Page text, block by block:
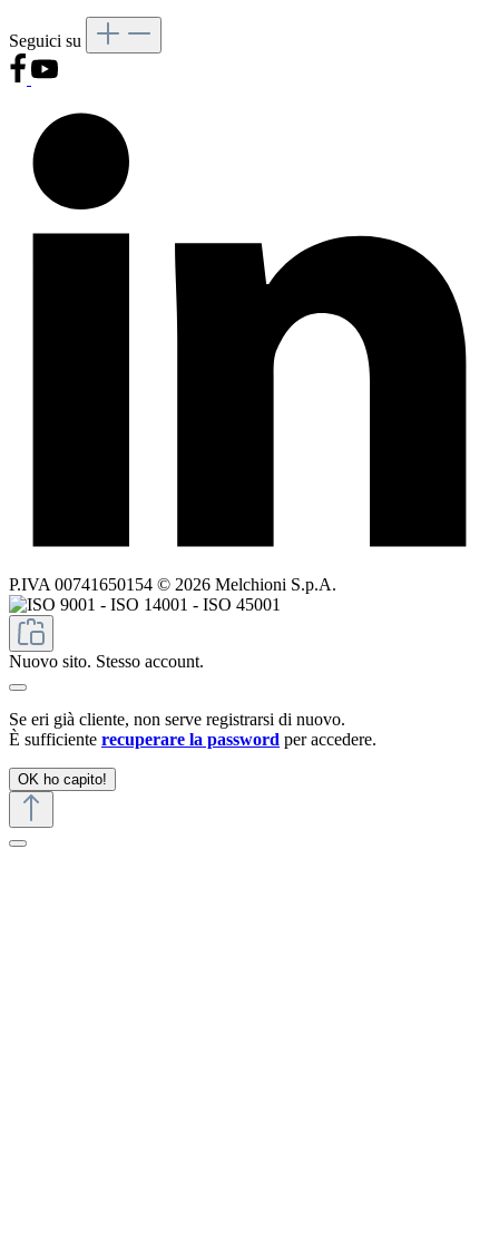
Seguici su
P.IVA 00741650154 © 2026 Melchioni S.p.A.
Nuovo sito. Stesso account.
Se eri già cliente, non serve registrarsi di nuovo.
È sufficiente recuperare la password per accedere.
OK ho capito!